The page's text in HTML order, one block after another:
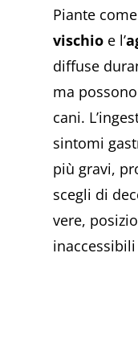
Piante
vischio e l’
diffuse
ma
cani.
sintomi
più gravi,
scegli di
vere,